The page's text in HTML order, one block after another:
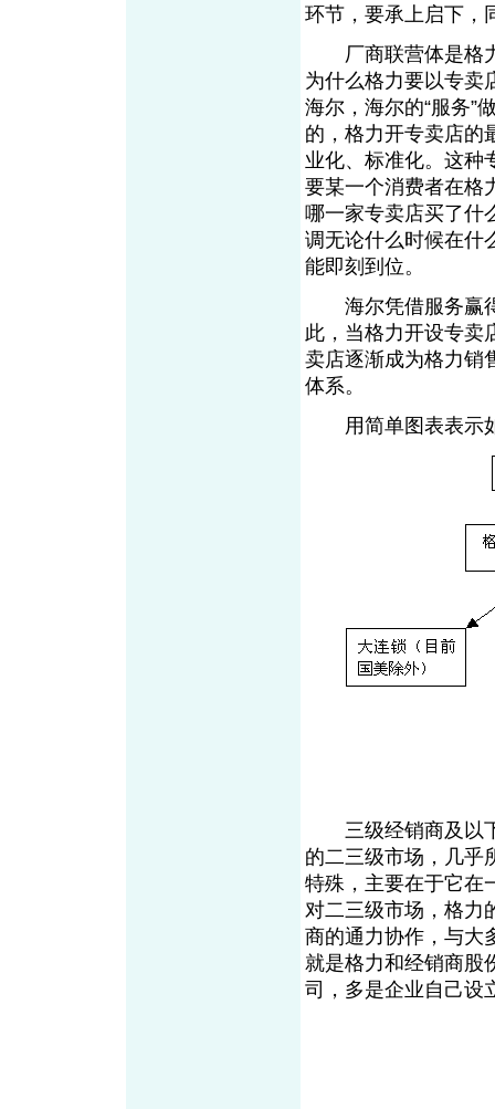
环节，要承上启下，
厂商联营体是格力
为什么格力要以专卖
海尔，海尔的“服务”
的，格力开专卖店的
业化、标准化。这种
要某一个消费者在格
哪一家专卖店买了什
调无论什么时候在什
能即刻到位。
海尔凭借服务赢得
此，当格力开设专卖
卖店逐渐成为格力销
体系。
用简单图表表示
三级经销商及以下
的二三级市场，几乎
特殊，主要在于它在
对二三级市场，格力
商的通力协作，与大
就是格力和经销商股
司，多是企业自己